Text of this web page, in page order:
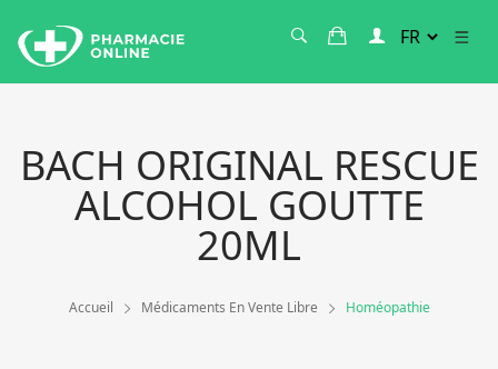
BACH ORIGINAL RESCUE
ALCOHOL GOUTTE
20ML
Accueil Médicaments En Vente Libre Homéopathie